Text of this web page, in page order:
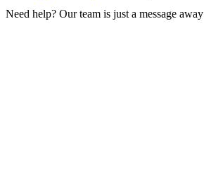
Need help? Our team is just a message away